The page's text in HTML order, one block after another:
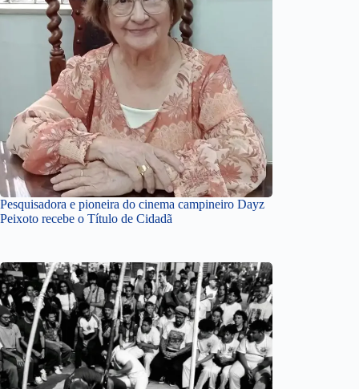
Pesquisadora e pioneira do cinema campineiro Dayz
Peixoto recebe o Título de Cidadã